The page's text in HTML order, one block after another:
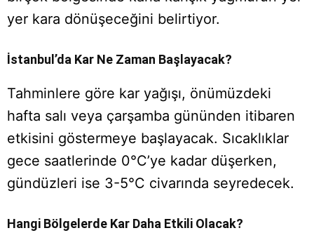
yer kara dönüşeceğini belirtiyor.
İstanbul’da Kar Ne Zaman Başlayacak?
Tahminlere göre kar yağışı, önümüzdeki
hafta salı veya çarşamba gününden itibaren
etkisini göstermeye başlayacak. Sıcaklıklar
gece saatlerinde 0°C’ye kadar düşerken,
gündüzleri ise 3-5°C civarında seyredecek.
Hangi Bölgelerde Kar Daha Etkili Olacak?